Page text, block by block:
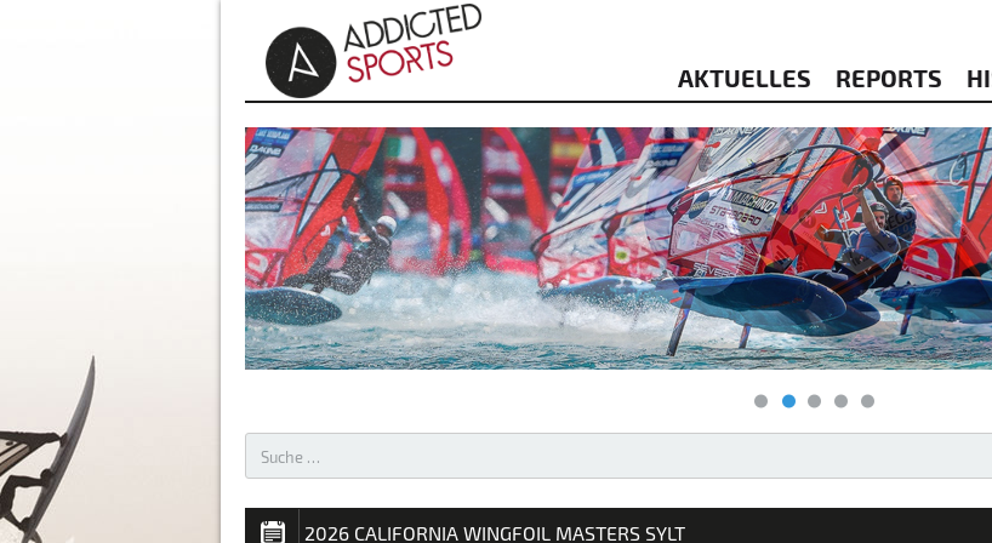
AKTUELLES REPORTS
AKTUELLES – WINDSURFEN & KITESURFEN
2026 CALIFORNIA WINGFOIL MASTERS SYLT